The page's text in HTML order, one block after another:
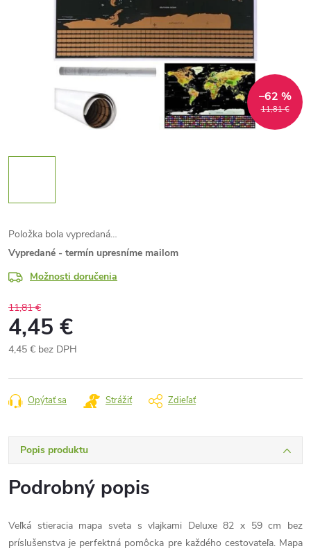
11,81 €
–62 %
Položka bola vypredaná…
Vypredané - termín upresníme mailom
Možnosti doručenia
11,81 €
4,45 €
4,45 € bez DPH
cena:
Opýtať sa Strážiť Zdieľať
Popis produktu
Podrobný popis
Veľká stieracia mapa sveta s vlajkami Deluxe 82 x 59 cm bez
príslušenstva je perfektná pomôcka pre každého cestovateľa. Mapa